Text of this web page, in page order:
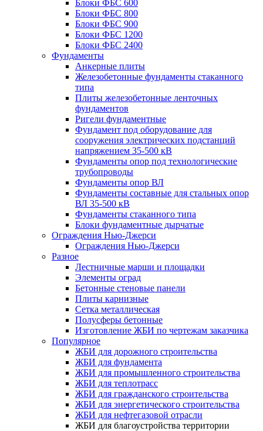
Блоки ФБС 600
Блоки ФБС 800
Блоки ФБС 900
Блоки ФБС 1200
Блоки ФБС 2400
Фундаменты
Анкерные плиты
Железобетонные фундаменты стаканного
типа
Плиты железобетонные ленточных
фундаментов
Ригели фундаментные
Фундамент под оборудование для
сооружения электрических подстанций
напряжением 35-500 кВ
Фундаменты опор под технологические
трубопроводы
Фундаменты опор ВЛ
Фундаменты составные для стальных опор
ВЛ 35-500 кВ
Фундаменты стаканного типа
Блоки фундаментные дырчатые
Ограждения Нью-Джерси
Ограждения Нью-Джерси
Разное
Лестничные марши и площадки
Элементы оград
Бетонные стеновые панели
Плиты карнизные
Сетка металлическая
Полусферы бетонные
Изготовление ЖБИ по чертежам заказчика
Популярное
ЖБИ для дорожного строительства
ЖБИ для фундамента
ЖБИ для промышленного строительства
ЖБИ для теплотрасс
ЖБИ для гражданского строительства
ЖБИ для энергетического строительства
ЖБИ для нефтегазовой отрасли
ЖБИ для благоустройства территории